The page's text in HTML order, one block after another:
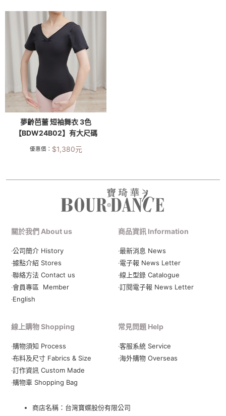
夢齡芭蕾 短袖舞衣 3色
【BDW24B02】有大尺碼
優惠價： $1,380元
關於我們 About us
‧公司簡介 History
‧據點介紹 Stores
‧聯絡方法 Contact us
‧會員專區 Member
‧English
商品資訊 Information
‧最新消息 News
‧電子報 News Letter
‧線上型錄 Catalogue
‧訂閱電子報 News Letter
線上購物 Shopping
‧購物須知 Process
‧布料及尺寸 Fabrics & Size
‧訂作資訊 Custom Made
‧購物車 Shopping Bag
常見問題 Help
‧客服系統 Service
‧海外購物 Overseas
商店名稱：台灣寶蝶股份有限公司